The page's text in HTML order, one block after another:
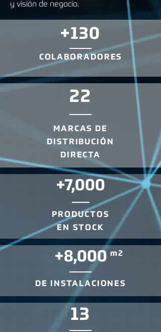
y visión de negocio.
+130
COLABORADORES
22
MARCAS DE
DISTRIBUCIÓN
DIRECTA
+7,000
PRODUCTOS
EN STOCK
+8,000 m2
DE INSTALACIONES
13